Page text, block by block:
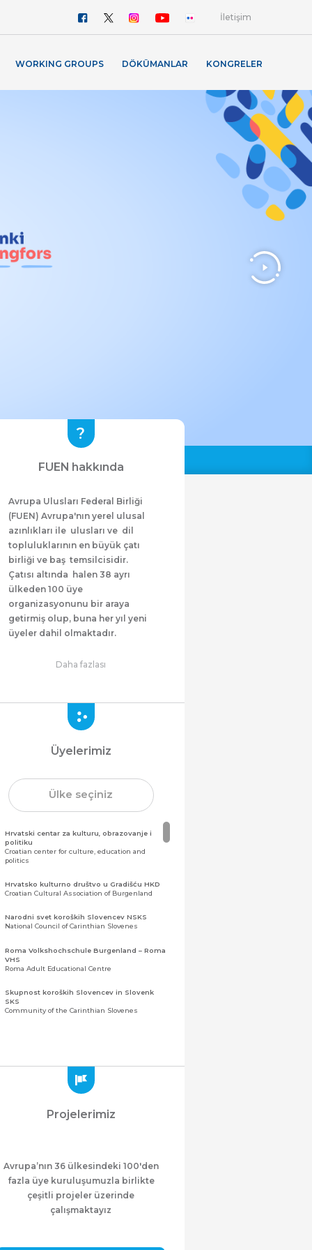
İletişim
WORKING GROUPS DÖKÜMANLAR KONGRELER
FUEN hakkında
Avrupa Ulusları Federal Birliği
(FUEN) Avrupa'nın yerel ulusal
azınlıkları ile ulusları ve dil
topluluklarının en büyük çatı
birliği ve baş temsilcisidir.
Çatısı altında halen 38 ayrı
ülkeden 100 üye
organizasyonunu bir araya
getirmiş olup, buna her yıl yeni
üyeler dahil olmaktadır.
Daha fazlası
Üyelerimiz
Ülke seçiniz
Hrvatski centar za kulturu, obrazovanje i
politiku
Croatian center for culture, education and
politics
Hrvatsko kulturno društvo u Gradišću HKD
Croatian Cultural Association of Burgenland
Narodni svet koroških Slovencev NSKS
National Council of Carinthian Slovenes
Roma Volkshochschule Burgenland – Roma
VHS
Roma Adult Educational Centre
Skupnost koroških Slovencev in Slovenk
SKS
Community of the Carinthian Slovenes
Zajednica Crnogoraca u Albaniji “ZCGA” -
Meshet Türkleri Cemiyeti Azerbaycan’da
“VATAN”
"Vatan" Public Union of Ahiska Turks living in
Azerbaijan
Projelerimiz
Avrupa’nın 36 ülkesindeki 100'den
fazla üye kuruluşumuzla birlikte
çeşitli projeler üzerinde
çalışmaktayız